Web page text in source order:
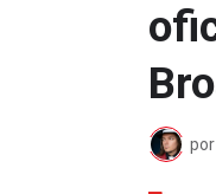
por